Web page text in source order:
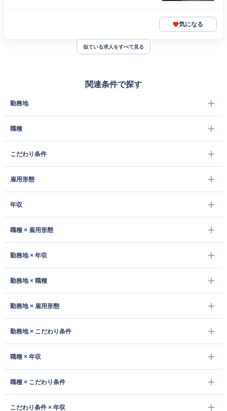
気になる
似ている求人をすべて見る
関連条件で探す
勤務地
職種
こだわり条件
雇用形態
年収
職種 × 雇用形態
勤務地 × 年収
勤務地 × 職種
勤務地 × 雇用形態
勤務地 × こだわり条件
職種 × 年収
職種 × こだわり条件
こだわり条件 × 年収